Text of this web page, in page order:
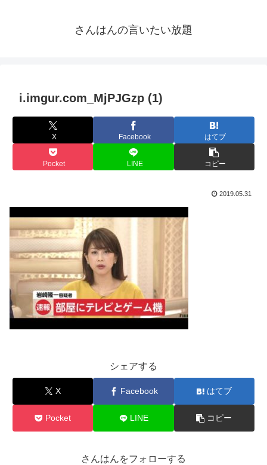
さんはんの言いたい放題
i.imgur.com_MjPJGzp (1)
X Facebook はてブ
Pocket LINE コピー
2019.05.31
シェアする
X Facebook はてブ
Pocket LINE コピー
さんはんをフォローする